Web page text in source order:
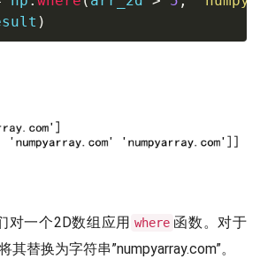
)
对一个2D数组应用 where 函数。对于
替换为字符串”numpyarray.com”。